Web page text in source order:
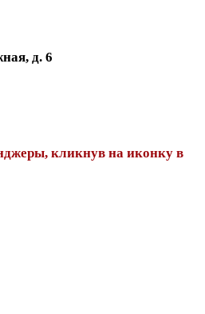
д. 6
кликнув на иконку в